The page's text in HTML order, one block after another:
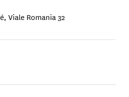
Viale Romania 32